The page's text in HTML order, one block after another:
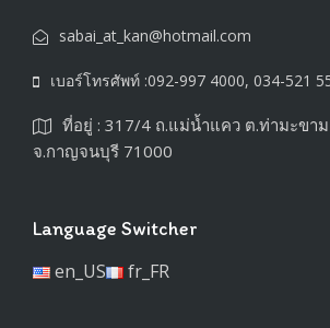
sabai_at_kan@hotmail.com
เบอร์โทรศัพท์ :092-997 4000, 034-521
ที่อยู่ : 317/4 ถ.แม่น้ำแคว ต.ท่ามะขาม
จ.กาญจนบุรี 71000
Language Switcher
en_US
fr_FR